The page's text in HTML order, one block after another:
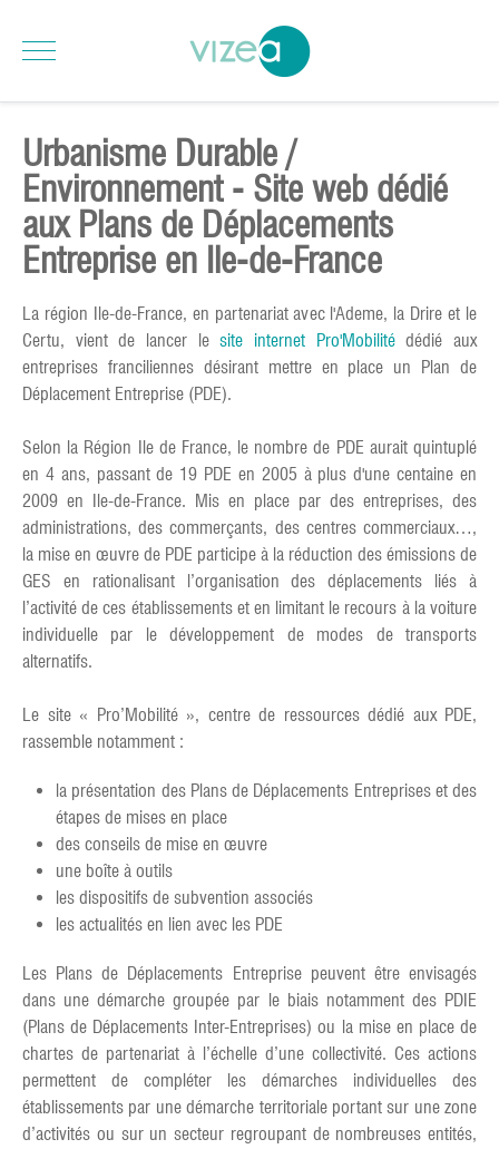
Urbanisme Durable /
Environnement - Site web dédié
aux Plans de Déplacements
Entreprise en Ile-de-France
La région Ile-de-France, en partenariat avec l'Ademe, la Drire et le
Certu, vient de lancer lesite internet Pro'Mobilitédédié aux
entreprises franciliennes désirant mettre en place un Plan de
Déplacement Entreprise (PDE).
Selon la Région Ile de France, le nombre de PDE aurait quintuplé
en 4 ans, passant de 19 PDE en 2005 à plus d'une centaine en
2009 en Ile-de-France. Mis en place par des entreprises, des
administrations, des commerçants, des centres commerciaux…,
la mise en œuvre de PDE participe à la réduction des émissions de
GES en rationalisant l’organisation des déplacements liés à
l’activité de ces établissements et en limitant le recours à la voiture
individuelle par le développement de modes de transports
alternatifs.
Le site « Pro’Mobilité », centre de ressources dédié aux PDE,
rassemble notamment :
la présentation des Plans de Déplacements Entreprises et des
étapes de mises en place
des conseils de mise en œuvre
une boîte à outils
les dispositifs de subvention associés
les actualités en lien avec les PDE
Les Plans de Déplacements Entreprise peuvent être envisagés
dans une démarche groupée par le biais notamment des PDIE
(Plans de Déplacements Inter-Entreprises) ou la mise en place de
chartes de partenariat à l’échelle d’une collectivité. Ces actions
permettent de compléter les démarches individuelles des
établissements par une démarche territoriale portant sur une zone
d’activités ou sur un secteur regroupant de nombreuses entités,